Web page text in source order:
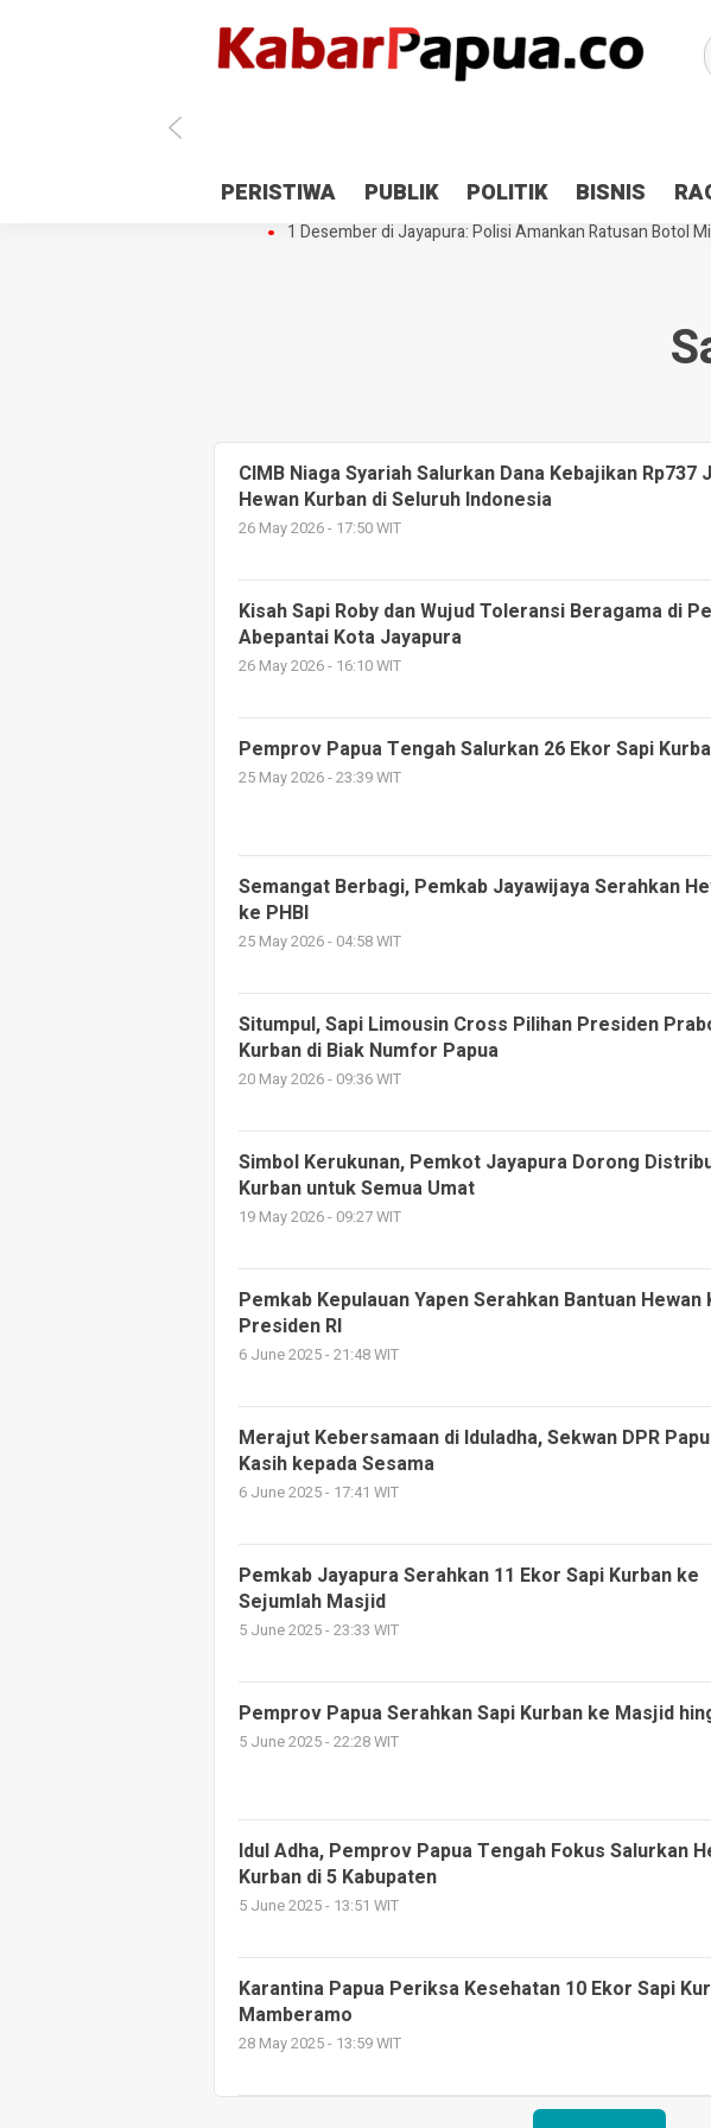
PERISTIWA PUBLIK POLITIK BISNIS
Antisipasi 1 Desember, TNI Polri Patroli 2×24 jam di Kota
Gedung Perpustakaan SMPN 5 Sentani Terbakar
1 Desember di Jayapura: Polisi Amankan Ratusan Botol
CIMB Niaga Syariah Salurkan Dana Kebajikan Rp737
Hewan Kurban di Seluruh Indonesia
26 May 2026 - 17:50 WIT
Kisah Sapi Roby dan Wujud Toleransi Beragama di
Abepantai Kota Jayapura
26 May 2026 - 16:10 WIT
Pemprov Papua Tengah Salurkan 26 Ekor Sapi
25 May 2026 - 23:39 WIT
Semangat Berbagi, Pemkab Jayawijaya Serahkan
ke PHBI
25 May 2026 - 04:58 WIT
Situmpul, Sapi Limousin Cross Pilihan Presiden
Kurban di Biak Numfor Papua
20 May 2026 - 09:36 WIT
Simbol Kerukunan, Pemkot Jayapura Dorong
Kurban untuk Semua Umat
19 May 2026 - 09:27 WIT
Pemkab Kepulauan Yapen Serahkan Bantuan Hewan
Presiden RI
6 June 2025 - 21:48 WIT
Merajut Kebersamaan di Iduladha, Sekwan DPR
Kasih kepada Sesama
6 June 2025 - 17:41 WIT
Pemkab Jayapura Serahkan 11 Ekor Sapi Kurban ke
Sejumlah Masjid
5 June 2025 - 23:33 WIT
Pemprov Papua Serahkan Sapi Kurban ke Masjid
5 June 2025 - 22:28 WIT
Idul Adha, Pemprov Papua Tengah Fokus Salurkan
Kurban di 5 Kabupaten
5 June 2025 - 13:51 WIT
Karantina Papua Periksa Kesehatan 10 Ekor Sapi
Mamberamo
28 May 2025 - 13:59 WIT